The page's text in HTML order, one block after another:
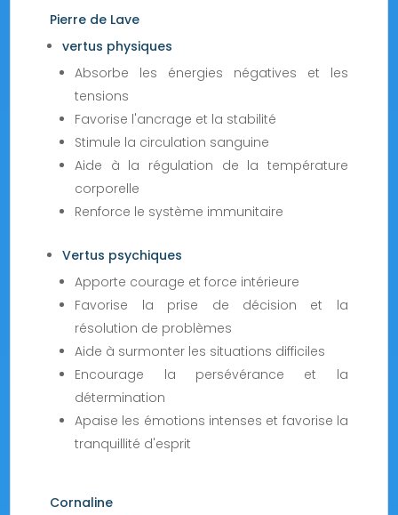
Pierre de Lave
vertus physiques
Absorbe les énergies négatives et les
tensions
Favorise l'ancrage et la stabilité
Stimule la circulation sanguine
Aide à la régulation de la température
corporelle
Renforce le système immunitaire
Vertus psychiques
Apporte courage et force intérieure
Favorise la prise de décision et la
résolution de problèmes
Aide à surmonter les situations difficiles
Encourage la persévérance et la
détermination
Apaise les émotions intenses et favorise la
tranquillité d'esprit
Cornaline